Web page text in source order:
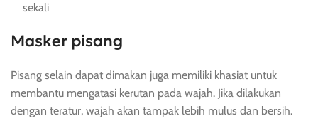
sekali
Masker pisang
Pisang selain dapat dimakan juga memiliki khasiat untuk
membantu mengatasi kerutan pada wajah. Jika dilakukan
dengan teratur, wajah akan tampak lebih mulus dan bersih.